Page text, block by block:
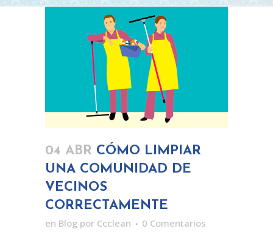
04 ABR CÓMO LIMPIAR
UNA COMUNIDAD DE
VECINOS
CORRECTAMENTE
en Blog por Ccclean 0 Comentarios